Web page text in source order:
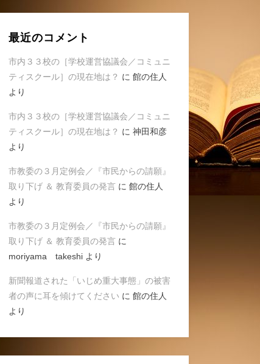
最近のコメント
市内３３校の［学校運営協議会／コミュニ
ティスクール］の現在地は？ に 館の住人
より
市内３３校の［学校運営協議会／コミュニ
ティスクール］の現在地は？ に 神田和彦
より
市教委の３月定例会／『市民からの請願』
取り下げ ＆ 教育委員の発言に 館の住人
より
市教委の３月定例会／『市民からの請願』
取り下げ ＆ 教育委員の発言に
moriyama takeshiより
新聞報道された「いじめ重大事態」の被害
者の声に耳を傾けてください に 館の住人
より